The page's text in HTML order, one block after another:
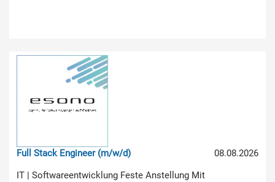
08.08.2026
Full Stack Engineer (m/w/d)
IT | Softwareentwicklung Feste Anstellung Mit